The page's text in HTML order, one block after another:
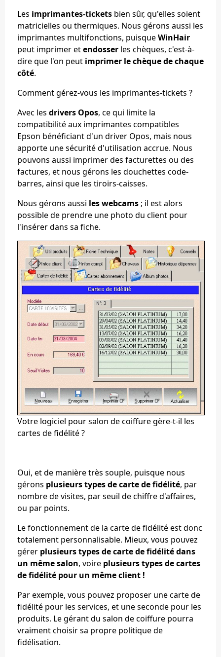
Les imprimantes-tickets bien sûr, qu'elles soient
matricielles ou thermiques. Nous gérons aussi les
imprimantes multifonctions, puisqueWinHair
peut imprimer etendosser les chèques, c'est-à-
dire que l'on peut imprimer le chèque de chaque
côté.
Comment gérez-vous les imprimantes-tickets ?
Avec les drivers Opos, ce qui limite la
compatibilité aux imprimantes compatibles
Epson bénéficiant d'un driver Opos, mais nous
apporte une sécurité d'utilisation accrue. Nous
pouvons aussi imprimer des facturettes ou des
factures, et nous gérons les douchettes code-
barres, ainsi que les tiroirs-caisses.
Nous gérons aussi les webcams ; il est alors
possible de prendre une photo du client pour
l'insérer dans sa fiche.
Votre logiciel pour salon de coiffure gère-t-il les
cartes de fidélité ?
Oui, et de manière très souple, puisque nous
gérons plusieurs types de carte de fidélité, par
nombre de visites, par seuil de chiffre d'affaires,
ou par points.
Le fonctionnement de la carte de fidélité est donc
totalement personnalisable. Mieux, vous pouvez
gérer plusieurs types de carte de fidélité dans
un même salon, voire plusieurs types de cartes
de fidélité pour un même client !
Par exemple, vous pouvez proposer une carte de
fidélité pour les services, et une seconde pour les
produits. Le gérant du salon de coiffure pourra
vraiment choisir sa propre politique de
fidélisation.